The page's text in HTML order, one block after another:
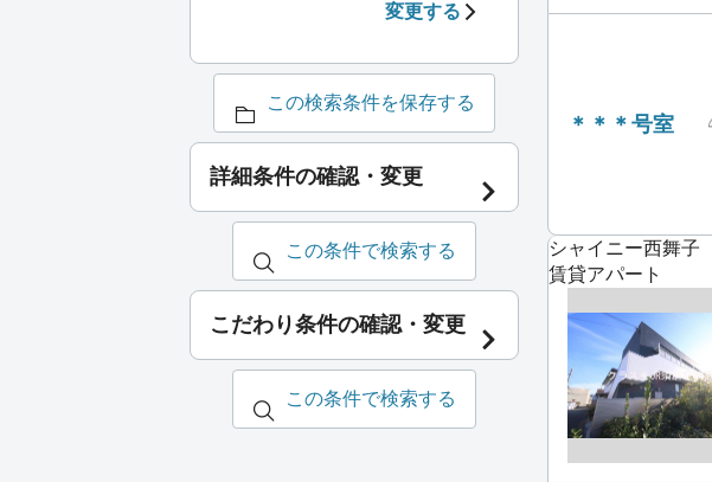
＊＊＊号室
シャイニー西舞子
賃貸アパート
変更する
この検索条件を保存する
詳細条件の確認・変更
この条件で検索する
こだわり条件の確認・変更
この条件で検索する